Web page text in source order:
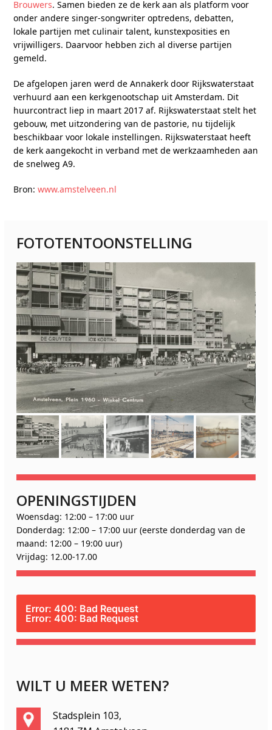
Brouwers. Samen bieden ze de kerk aan als platform voor
onder andere singer-songwriter optredens, debatten,
lokale partijen met culinair talent, kunstexposities en
vrijwilligers. Daarvoor hebben zich al diverse partijen
gemeld.
De afgelopen jaren werd de Annakerk door Rijkswaterstaat
verhuurd aan een kerkgenootschap uit Amsterdam. Dit
huurcontract liep in maart 2017 af. Rijkswaterstaat stelt het
gebouw, met uitzondering van de pastorie, nu tijdelijk
beschikbaar voor lokale instellingen. Rijkswaterstaat heeft
de kerk aangekocht in verband met de werkzaamheden aan
de snelweg A9.
Bron:www.amstelveen.nl
FOTOTENTOONSTELLING
OPENINGSTIJDEN
Woensdag: 12:00 – 17:00 uur
Donderdag: 12:00 – 17:00 uur (eerste donderdag van de
maand: 12:00 – 19:00 uur)
Vrijdag: 12.00-17.00
Error: 400: Bad Request
Error: 400: Bad Request
WILT U MEER WETEN?
Stadsplein 103,